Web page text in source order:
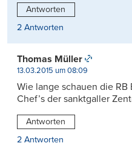
Antworten
2 Antworten
Thomas Müller
13.03.2015 um 08:09
Wie lange schauen die
Chef’s der sanktgaller
Antworten
2 Antworten